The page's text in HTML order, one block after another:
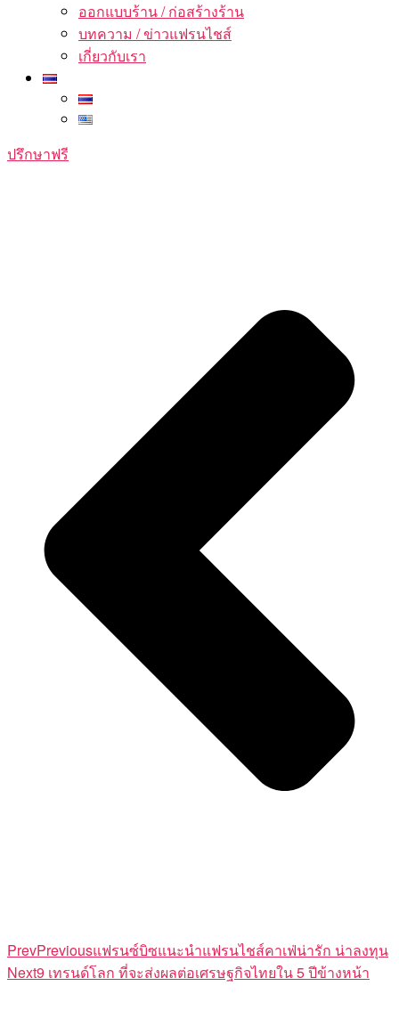
ออกแบบร้าน / ก่อสร้างร้าน
บทความ / ข่าวแฟรนไชส์
เกี่ยวกับเรา
ปรึกษาฟรี
PrevPreviousแฟรนซ์บิซแนะนำแฟรนไชส์คาเฟ่น่ารัก น่าลงทุน
Next9 เทรนด์โลก ที่จะส่งผลต่อเศรษฐกิจไทยใน 5 ปีข้างหน้า